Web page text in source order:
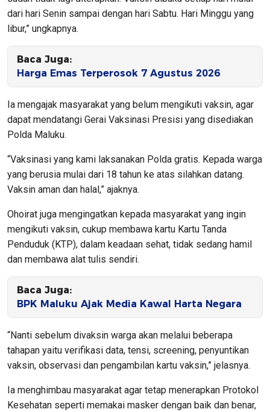
dari hari Senin sampai dengan hari Sabtu. Hari Minggu yang
libur,” ungkapnya.
Baca Juga:
Harga Emas Terperosok 7 Agustus 2026
Ia mengajak masyarakat yang belum mengikuti vaksin, agar
dapat mendatangi Gerai Vaksinasi Presisi yang disediakan
Polda Maluku.
“Vaksinasi yang kami laksanakan Polda gratis. Kepada warga
yang berusia mulai dari 18 tahun ke atas silahkan datang.
Vaksin aman dan halal,” ajaknya.
Ohoirat juga mengingatkan kepada masyarakat yang ingin
mengikuti vaksin, cukup membawa kartu Kartu Tanda
Penduduk (KTP), dalam keadaan sehat, tidak sedang hamil
dan membawa alat tulis sendiri.
Baca Juga:
BPK Maluku Ajak Media Kawal Harta Negara
“Nanti sebelum divaksin warga akan melalui beberapa
tahapan yaitu verifikasi data, tensi, screening, penyuntikan
vaksin, observasi dan pengambilan kartu vaksin,” jelasnya.
Ia menghimbau masyarakat agar tetap menerapkan Protokol
Kesehatan seperti memakai masker dengan baik dan benar,